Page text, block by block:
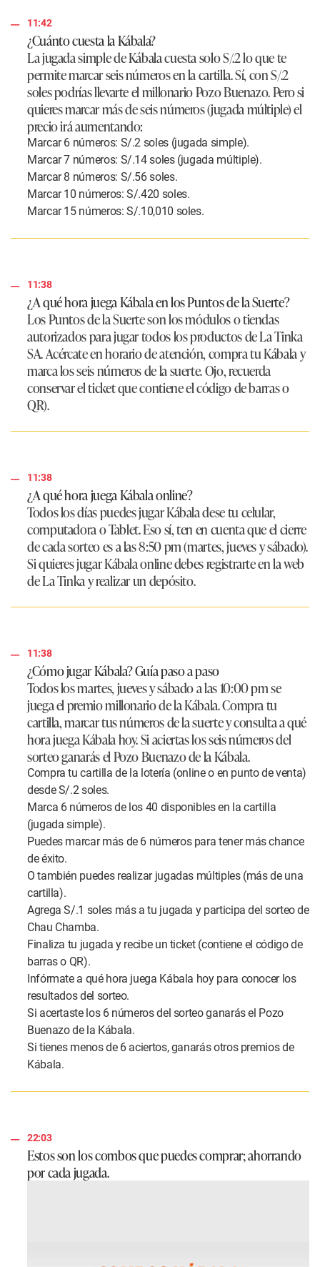
11:42
¿Cuánto cuesta la Kábala?
La jugada simple de Kábala cuesta solo S/.2 lo que te
permite marcar seis números en la cartilla. Sí, con S/.2
soles podrías llevarte el millonario Pozo Buenazo. Pero si
quieres marcar más de seis números (jugada múltiple) el
precio irá aumentando:
Marcar 6 números: S/.2 soles (jugada simple).
Marcar 7 números: S/.14 soles (jugada múltiple).
Marcar 8 números: S/.56 soles.
Marcar 10 números: S/.420 soles.
Marcar 15 números: S/.10,010 soles.
11:38
¿A qué hora juega Kábala en los Puntos de la Suerte?
Los Puntos de la Suerte son los módulos o tiendas
autorizados para jugar todos los productos de La Tinka
SA. Acércate en horario de atención, compra tu Kábala y
marca los seis números de la suerte. Ojo, recuerda
conservar el ticket que contiene el código de barras o
QR).
11:38
¿A qué hora juega Kábala online?
Todos los días puedes jugar Kábala dese tu celular,
computadora o Tablet. Eso sí, ten en cuenta que el cierre
de cada sorteo es a las 8:50 pm (martes, jueves y sábado).
Si quieres jugar Kábala online debes registrarte en la web
de La Tinka y realizar un depósito.
11:38
¿Cómo jugar Kábala? Guía paso a paso
Todos los martes, jueves y sábado a las 10:00 pm se
juega el premio millonario de la Kábala. Compra tu
cartilla, marcar tus números de la suerte y consulta a qué
hora juega Kábala hoy. Si aciertas los seis números del
sorteo ganarás el Pozo Buenazo de la Kábala.
Compra tu cartilla de la lotería (online o en punto de venta)
desde S/.2 soles.
Marca 6 números de los 40 disponibles en la cartilla
(jugada simple).
Puedes marcar más de 6 números para tener más chance
de éxito.
O también puedes realizar jugadas múltiples (más de una
cartilla).
Agrega S/.1 soles más a tu jugada y participa del sorteo de
Chau Chamba.
Finaliza tu jugada y recibe un ticket (contiene el código de
barras o QR).
Infórmate a qué hora juega Kábala hoy para conocer los
resultados del sorteo.
Si acertaste los 6 números del sorteo ganarás el Pozo
Buenazo de la Kábala.
Si tienes menos de 6 aciertos, ganarás otros premios de
Kábala.
22:03
Estos son los combos que puedes comprar; ahorrando
por cada jugada.